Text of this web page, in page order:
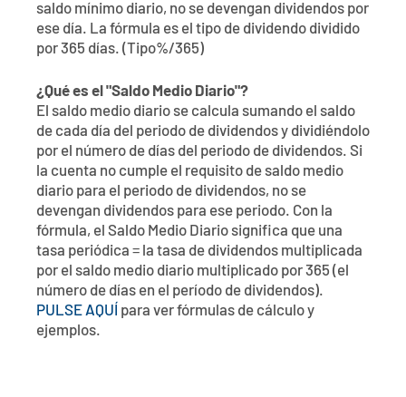
saldo mínimo diario, no se devengan dividendos por
ese día. La fórmula es el tipo de dividendo dividido
por 365 días. (Tipo%/365)
¿Qué es el "Saldo Medio Diario"?
El saldo medio diario se calcula sumando el saldo
de cada día del periodo de dividendos y dividiéndolo
por el número de días del periodo de dividendos. Si
la cuenta no cumple el requisito de saldo medio
diario para el periodo de dividendos, no se
devengan dividendos para ese periodo. Con la
fórmula, el Saldo Medio Diario significa que una
tasa periódica = la tasa de dividendos multiplicada
por el saldo medio diario multiplicado por 365 (el
número de días en el período de dividendos).
PULSE AQUÍ para ver fórmulas de cálculo y
ejemplos.